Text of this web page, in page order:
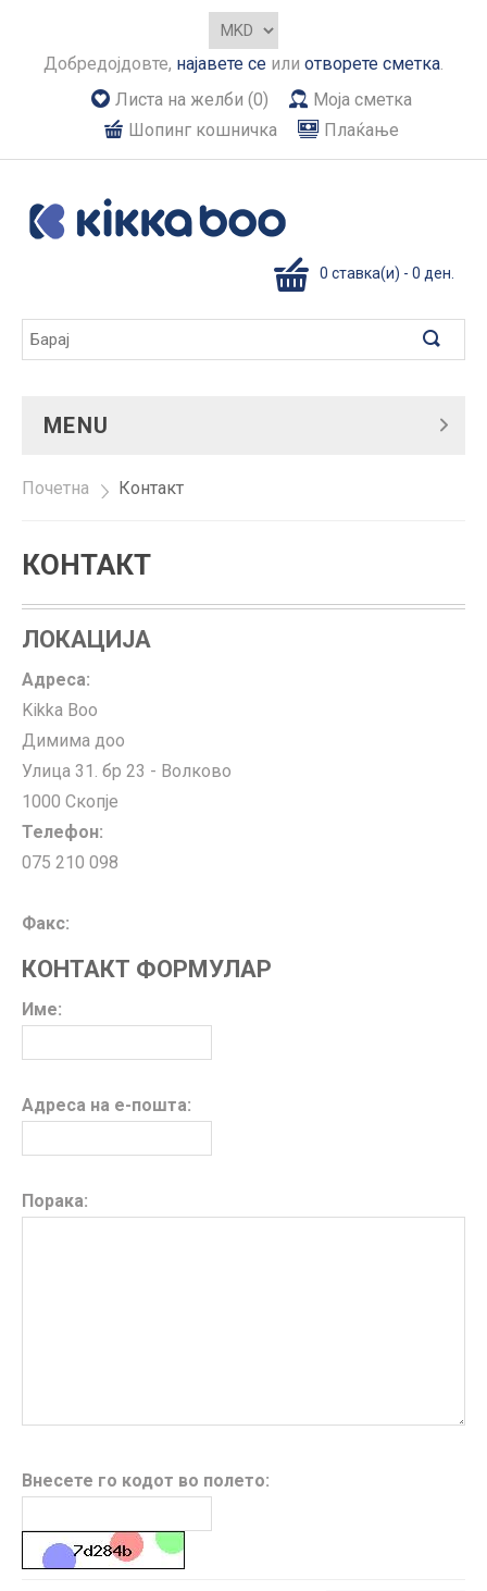
Добредојдовте, најавете се или отворете сметка.
Листа на желби (0)
Моја сметка
Шопинг кошничка
Плаќање
0 ставка(и) - 0 ден.
MENU
Почетна » Контакт
КОНТАКТ
ЛОКАЦИЈА
Адреса:
Kikka Boo
Димима доо
Улица 31. бр 23 - Волково
1000 Скопје
Телефон:
075 210 098
Факс:
КОНТАКТ ФОРМУЛАР
Име:
Адреса на е-пошта:
Порака:
Внесете го кодот во полето: